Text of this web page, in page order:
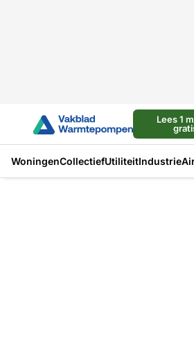
Lees 1
WoningenCollectiefUtiliteitIndustrie